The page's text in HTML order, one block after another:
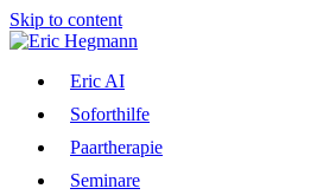
Skip to content
Eric AI
Soforthilfe
Paartherapie
Seminare